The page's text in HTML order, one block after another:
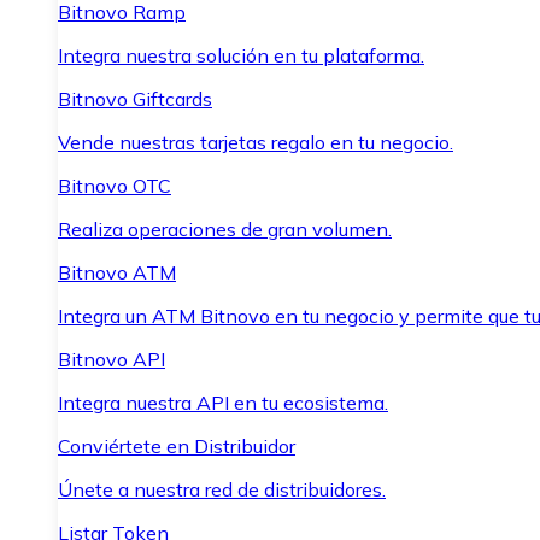
Bitnovo Ramp
Integra nuestra solución en tu plataforma.
Bitnovo Giftcards
Vende nuestras tarjetas regalo en tu negocio.
Bitnovo OTC
Realiza operaciones de gran volumen.
Bitnovo ATM
Integra un ATM Bitnovo en tu negocio y permite que
Bitnovo API
Integra nuestra API en tu ecosistema.
Conviértete en Distribuidor
Únete a nuestra red de distribuidores.
Listar Token